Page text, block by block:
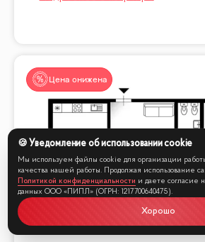
Цена снижена
🍪 Уведомление об использовании cookie
Мы используем файлы cookie для организации
качества нашей работы. Продолжая использование
Политикой конфиденциальности и даете согласие
данных ООО «ПИПЛ» (ОГРН: 1217700640475).
Хорошо